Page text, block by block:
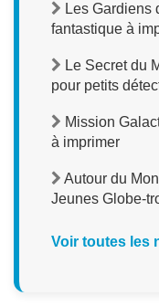
Les Gardiens
fantastique à
Le Secret du
pour petits
Mission
à imprimer
Autour du
Jeunes Globe-
Voir toutes les